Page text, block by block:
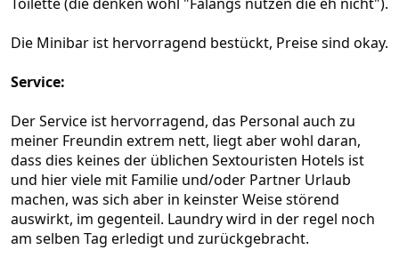
Die Minibar ist hervorragend bestückt, Preise sind okay.
Service:
Der Service ist hervorragend, das Personal auch zu
meiner Freundin extrem nett, liegt aber wohl daran,
dass dies keines der üblichen Sextouristen Hotels ist
und hier viele mit Familie und/oder Partner Urlaub
machen, was sich aber in keinster Weise störend
auswirkt, im gegenteil. Laundry wird in der regel noch
am selben Tag erledigt und zurückgebracht.